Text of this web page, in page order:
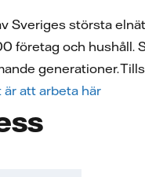
Sveriges största
och hushåll.
generationer.
är att arbeta här